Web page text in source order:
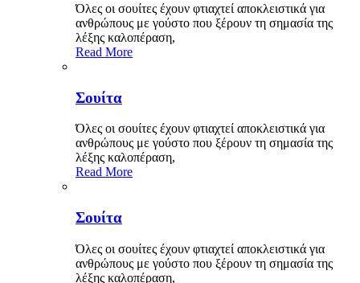
Όλες οι σουίτες έχουν φτιαχτεί αποκλειστικά για
ανθρώπους με γούστο που ξέρουν τη σημασία της
λέξης καλοπέραση,
Read More
Σουίτα
Όλες οι σουίτες έχουν φτιαχτεί αποκλειστικά για
ανθρώπους με γούστο που ξέρουν τη σημασία της
λέξης καλοπέραση,
Read More
Σουίτα
Όλες οι σουίτες έχουν φτιαχτεί αποκλειστικά για
ανθρώπους με γούστο που ξέρουν τη σημασία της
λέξης καλοπέραση,